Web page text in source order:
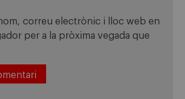
correu electrònic i lloc web en
per a la pròxima vegada que